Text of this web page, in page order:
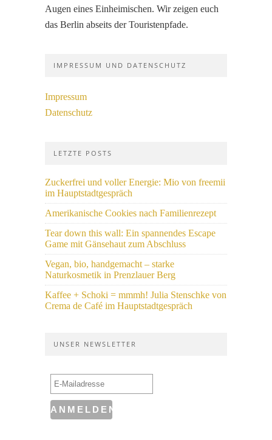
Augen eines Einheimischen. Wir zeigen euch
das Berlin abseits der Touristenpfade.
IMPRESSUM UND DATENSCHUTZ
Impressum
Datenschutz
LETZTE POSTS
Zuckerfrei und voller Energie: Mio von freemii
im Hauptstadtgespräch
Amerikanische Cookies nach Familienrezept
Tear down this wall: Ein spannendes Escape
Game mit Gänsehaut zum Abschluss
Vegan, bio, handgemacht – starke
Naturkosmetik in Prenzlauer Berg
Kaffee + Schoki = mmmh! Julia Stenschke von
Crema de Café im Hauptstadtgespräch
UNSER NEWSLETTER